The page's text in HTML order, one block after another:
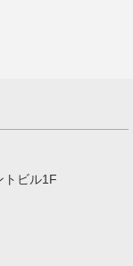
トビル1F